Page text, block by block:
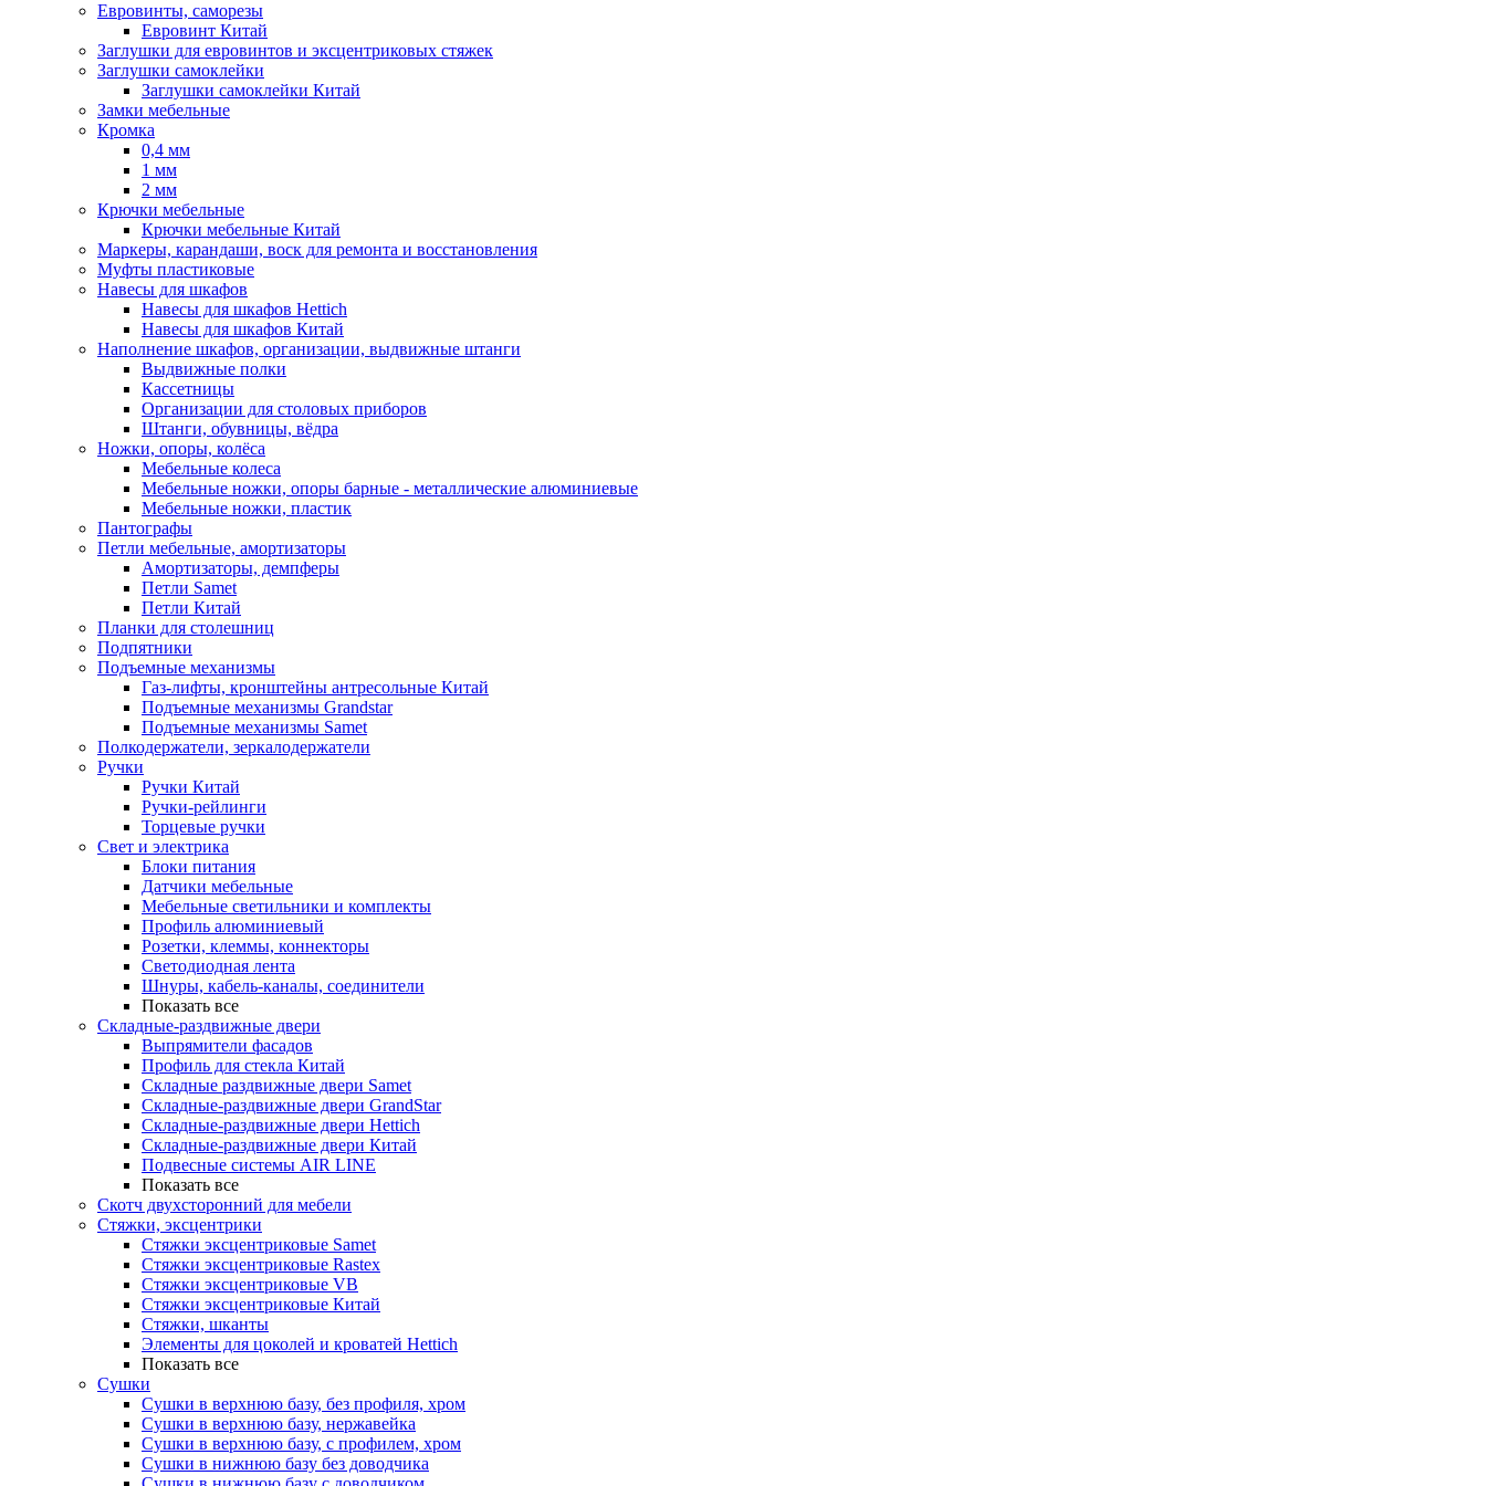
Евровинты, саморезы
Евровинт Китай
Заглушки для евровинтов и эксцентриковых стяжек
Заглушки самоклейки
Заглушки самоклейки Китай
Замки мебельные
Кромка
0,4 мм
1 мм
2 мм
Крючки мебельные
Крючки мебельные Китай
Маркеры, карандаши, воск для ремонта и восстановления
Муфты пластиковые
Навесы для шкафов
Навесы для шкафов Hettich
Навесы для шкафов Китай
Наполнение шкафов, организации, выдвижные штанги
Выдвижные полки
Кассетницы
Организации для столовых приборов
Штанги, обувницы, вёдра
Ножки, опоры, колёса
Мебельные колеса
Мебельные ножки, опоры барные - металлические алюминиевые
Мебельные ножки, пластик
Пантографы
Петли мебельные, амортизаторы
Амортизаторы, демпферы
Петли Samet
Петли Китай
Планки для столешниц
Подпятники
Подъемные механизмы
Газ-лифты, кронштейны антресольные Китай
Подъемные механизмы Grandstar
Подъемные механизмы Samet
Полкодержатели, зеркалодержатели
Ручки
Ручки Китай
Ручки-рейлинги
Торцевые ручки
Свет и электрика
Блоки питания
Датчики мебельные
Мебельные светильники и комплекты
Профиль алюминиевый
Розетки, клеммы, коннекторы
Светодиодная лента
Шнуры, кабель-каналы, соединители
Показать все
Складные-раздвижные двери
Выпрямители фасадов
Профиль для стекла Китай
Складные раздвижные двери Samet
Складные-раздвижные двери GrandStar
Складные-раздвижные двери Hettich
Складные-раздвижные двери Китай
Подвесные системы AIR LINE
Показать все
Скотч двухсторонний для мебели
Стяжки, эксцентрики
Cтяжки эксцентриковые Samet
Стяжки эксцентриковые Rastex
Стяжки эксцентриковые VB
Стяжки эксцентриковые Китай
Стяжки, шканты
Элементы для цоколей и кроватей Hettich
Показать все
Сушки
Сушки в верхнюю базу, без профиля, хром
Сушки в верхнюю базу, нержавейка
Сушки в верхнюю базу, с профилем, хром
Сушки в нижнюю базу без доводчика